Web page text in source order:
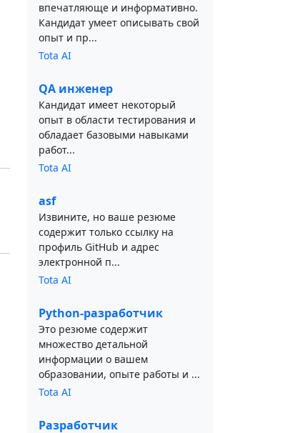
впечатляюще и информативно.
Кандидат умеет описывать свой
опыт и пр...
Tota AI
QA инженер
Кандидат имеет некоторый
опыт в области тестирования и
обладает базовыми навыками
работ...
Tota AI
asf
Извините, но ваше резюме
содержит только ссылку на
профиль GitHub и адрес
электронной п...
Tota AI
Python-разработчик
Это резюме содержит
множество детальной
информации о вашем
образовании, опыте работы и ...
Tota AI
Разработчик